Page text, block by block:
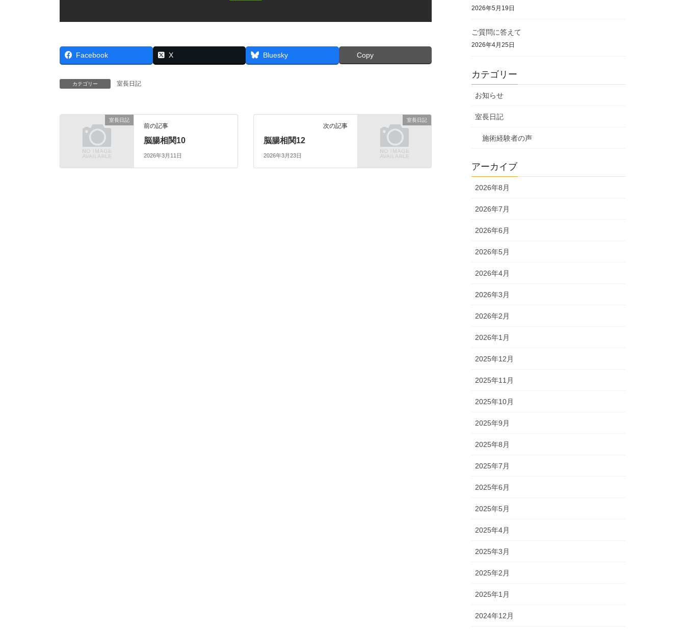
Facebook X Bluesky Copy
カテゴリー 室長日記
室長日記
前の記事
脳腸相関10
2026年3月11日
室長日記
次の記事
脳腸相関12
2026年3月23日
2026年5月19日
ご質問に答えて
2026年4月25日
カテゴリー
お知らせ
室長日記
施術経験者の声
アーカイブ
2026年8月
2026年7月
2026年6月
2026年5月
2026年4月
2026年3月
2026年2月
2026年1月
2025年12月
2025年11月
2025年10月
2025年9月
2025年8月
2025年7月
2025年6月
2025年5月
2025年4月
2025年3月
2025年2月
2025年1月
2024年12月